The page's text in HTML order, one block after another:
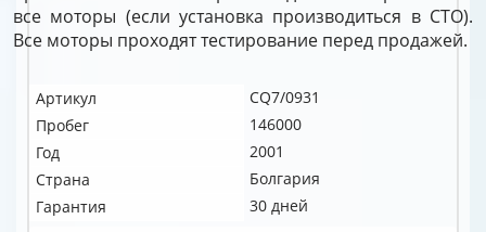
все моторы (если установка производиться в СТО).
Все моторы проходят тестирование перед продажей.
Артикул
CQ7/0931
Пробег
146000
Год
2001
Страна
Болгария
Гарантия
30 дней